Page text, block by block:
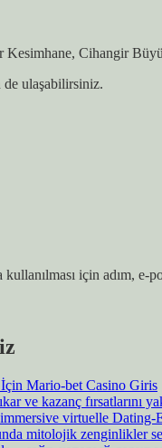
Kesimhane, Cihangir
ulaşabilirsiniz.
için adım, e-
Mario-bet Casino Giris
ve kazanç fırsatlarını
virtuelle Dating-
mitolojik zenginlikler